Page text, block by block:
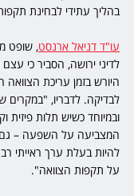
בהליך עתידי לבחינת
עו"ד דניאל ארנסט, שופט
לדיני ירושה, הסביר כי
היורש בזמן עריכת הצוואה
לבדיקה. לדבריו, "במקרים
ובמיוחד כשיש תלות פיזית
המצביעה על השפעה – גם
להיות בעלת ערך ראייתי
על תקפות הצוואה".